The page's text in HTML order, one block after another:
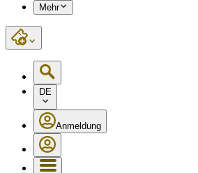
Mehr
DE
Anmeldung